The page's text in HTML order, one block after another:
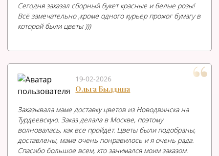
Сегодня заказал сборный букет красные и белые розы!
Всё замечательно ,кроме одного курьер прожог бумагу в
которой были цветы )))
19-02-2026
Ольга Былдина
Заказывала маме доставку цветов из Новодвинска на
Турдеевскую. Заказ делала в Москве, поэтому
волновалась, как все пройдёт. Цветы были подобраны,
доставлены, маме очень понравилось и я очень рада.
Спасибо большое всем, кто занимался моим заказом.